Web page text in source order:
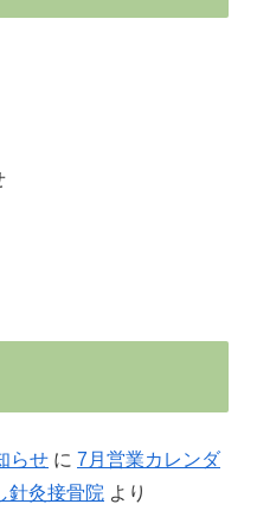
らせ に 7月営業カレンダ
針灸接骨院 より